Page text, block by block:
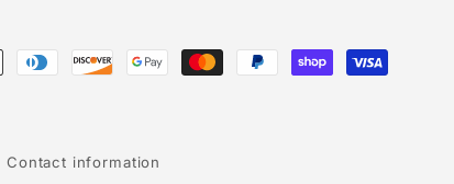
Contact information